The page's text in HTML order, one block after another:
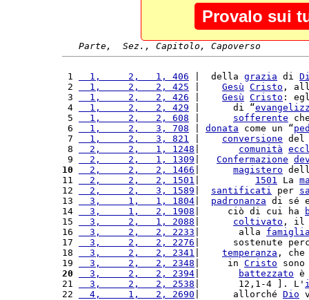
Provalo sui
Parte,  Sez., Capitolo, Capoverso
1
  1,     2,   1, 406
|  della grazia di
2
  1,     2,   2, 425
Gesù Cristo ,
3
  1,     2,   2, 426
Gesù Cristo :
4
  1,     2,   2, 429
|      di “
5
  1,     2,   2, 608
sofferente
6
  1,     2,   3, 708
donata come un “
7
  1,     2,   3, 821
conversione
8
  2,     2,   1, 1248
comunità
9
  2,     2,   1, 1309
Confermazione
10
  2,     2,   2, 1466
magistero
11
  2,     2,   2, 1501
1501 La
12
  2,     2,   3, 1589
santificati per
13
  3,     1,   1, 1804
padronanza di sé
14
  3,     1,   2, 1908
|     ciò di cui ha
15
  3,     2,   1, 2088
coltivato ,
16
  3,     2,   2, 2233
|       alla
17
  3,     2,   2, 2276
|      sostenute
18
  3,     2,   2, 2341
temperanza ,
19
  3,     2,   2, 2348
|     in Cristo
20
  3,     2,   2, 2394
battezzato
21
  3,     2,   2, 2538
|       12,1-4 ]. L'
22
  4,     1,   2, 2690
|      allorché Dio